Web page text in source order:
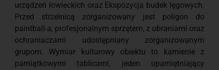
urządzeń łowieckich oraz Ekspozycja budek lęgowych.
Przed strzelnicą zorganizowany jest poligon do
paintball-a, profesjonalnym sprzętem, z ubraniami oraz
ochraniaczami udostępniany zorganizowanym
grupom. Wymiar kulturowy obiektu to kamienie z
pamiątkowymi tablicami, jeden upamiętniający